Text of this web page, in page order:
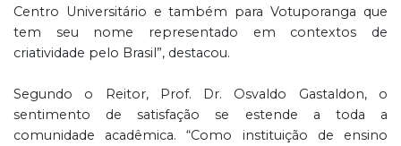
Centro Universitário e também para Votuporanga que
tem seu nome representado em contextos de
criatividade pelo Brasil”, destacou.
Segundo o Reitor, Prof. Dr. Osvaldo Gastaldon, o
sentimento de satisfação se estende a toda a
comunidade acadêmica. “Como instituição de ensino